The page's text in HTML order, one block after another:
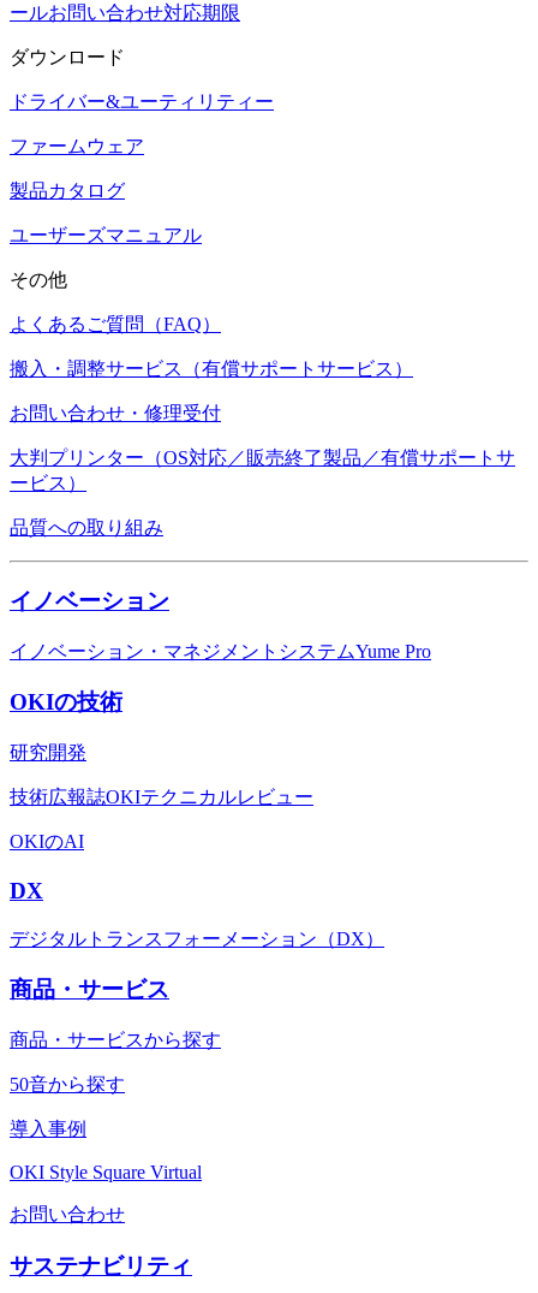
ールお問い合わせ対応期限
ダウンロード
ドライバー&ユーティリティー
ファームウェア
製品カタログ
ユーザーズマニュアル
その他
よくあるご質問（FAQ）
搬入・調整サービス（有償サポートサービス）
お問い合わせ・修理受付
大判プリンター（OS対応／販売終了製品／有償サポートサ
ービス）
品質への取り組み
イノベーション
イノベーション・マネジメントシステムYume Pro
OKIの技術
研究開発
技術広報誌OKIテクニカルレビュー
OKIのAI
DX
デジタルトランスフォーメーション（DX）
商品・サービス
商品・サービスから探す
50音から探す
導入事例
OKI Style Square Virtual
お問い合わせ
サステナビリティ